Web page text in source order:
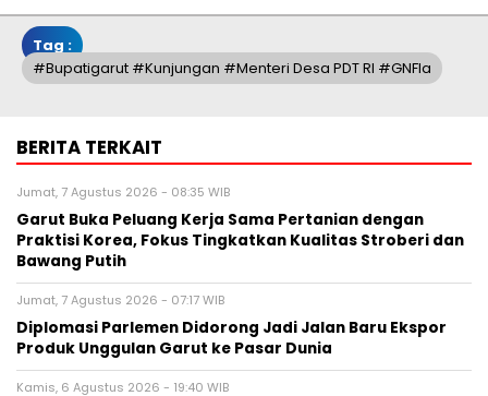
Tag :
#Bupatigarut #Kunjungan #Menteri Desa PDT RI #GNFIa
BERITA TERKAIT
Jumat, 7 Agustus 2026 - 08:35 WIB
Garut Buka Peluang Kerja Sama Pertanian dengan
Praktisi Korea, Fokus Tingkatkan Kualitas Stroberi dan
Bawang Putih
Jumat, 7 Agustus 2026 - 07:17 WIB
Diplomasi Parlemen Didorong Jadi Jalan Baru Ekspor
Produk Unggulan Garut ke Pasar Dunia
Kamis, 6 Agustus 2026 - 19:40 WIB